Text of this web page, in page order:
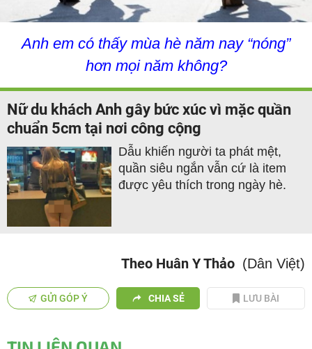
Anh em có thấy mùa hè năm nay “nóng”
hơn mọi năm không?
Nữ du khách Anh gây bức xúc vì mặc quần
chuẩn 5cm tại nơi công cộng
Dẫu khiến người ta phát mệt,
quần siêu ngắn vẫn cứ là item
được yêu thích trong ngày hè.
Theo Huân Y Thảo (Dân Việt)
GỬI GÓP Ý CHIA SẺ LƯU BÀI